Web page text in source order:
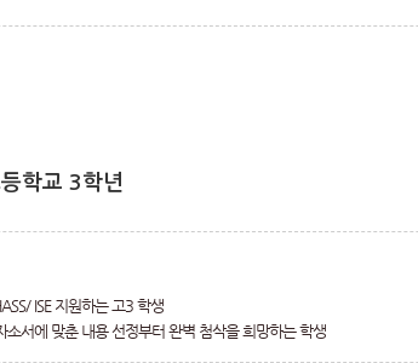
학교 3학년
ISE 지원하는 고3 학생
소서에 맞춘 내용 선정부터 완벽 첨삭을 희망하는 학생